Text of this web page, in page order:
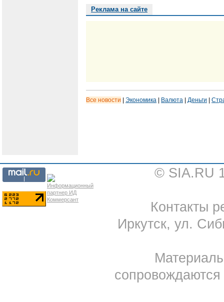
Реклама на сайте
Все новости | Экономика | Валюта | Деньги |
© SIA.RU
Контакты
Иркутск, ул.